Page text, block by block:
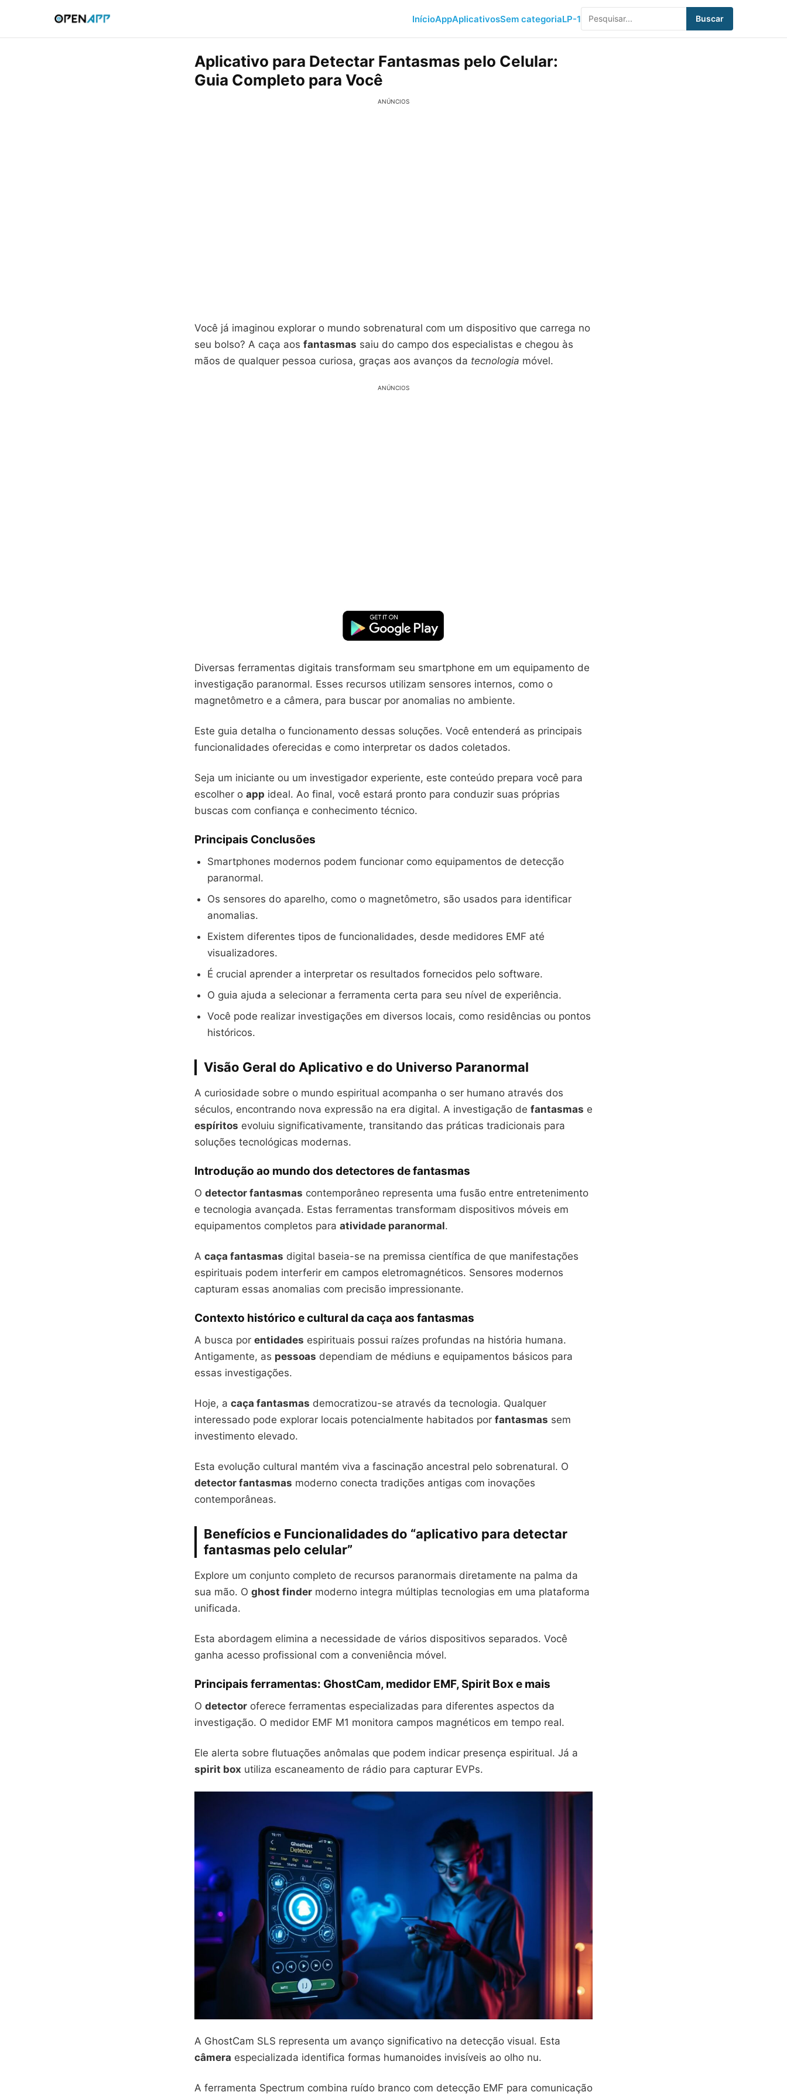
InícioAppAplicativosSem categoriaLP-1 Buscar
Aplicativo para Detectar Fantasmas pelo Celular:
Guia Completo para Você
ANÚNCIOS
Você já imaginou explorar o mundo sobrenatural com um dispositivo que carrega no
seu bolso? A caça aos fantasmas saiu do campo dos especialistas e chegou às
mãos de qualquer pessoa curiosa, graças aos avanços da tecnologia móvel.
ANÚNCIOS
Diversas ferramentas digitais transformam seu smartphone em um equipamento de
investigação paranormal. Esses recursos utilizam sensores internos, como o
magnetômetro e a câmera, para buscar por anomalias no ambiente.
Este guia detalha o funcionamento dessas soluções. Você entenderá as principais
funcionalidades oferecidas e como interpretar os dados coletados.
Seja um iniciante ou um investigador experiente, este conteúdo prepara você para
escolher o app ideal. Ao final, você estará pronto para conduzir suas próprias
buscas com confiança e conhecimento técnico.
Principais Conclusões
Smartphones modernos podem funcionar como equipamentos de detecção
paranormal.
Os sensores do aparelho, como o magnetômetro, são usados para identificar
anomalias.
Existem diferentes tipos de funcionalidades, desde medidores EMF até
visualizadores.
É crucial aprender a interpretar os resultados fornecidos pelo software.
O guia ajuda a selecionar a ferramenta certa para seu nível de experiência.
Você pode realizar investigações em diversos locais, como residências ou pontos
históricos.
Visão Geral do Aplicativo e do Universo Paranormal
A curiosidade sobre o mundo espiritual acompanha o ser humano através dos
séculos, encontrando nova expressão na era digital. A investigação de fantasmas e
espíritos evoluiu significativamente, transitando das práticas tradicionais para
soluções tecnológicas modernas.
Introdução ao mundo dos detectores de fantasmas
O detector fantasmas contemporâneo representa uma fusão entre entretenimento
e tecnologia avançada. Estas ferramentas transformam dispositivos móveis em
equipamentos completos para atividade paranormal.
A caça fantasmas digital baseia-se na premissa científica de que manifestações
espirituais podem interferir em campos eletromagnéticos. Sensores modernos
capturam essas anomalias com precisão impressionante.
Contexto histórico e cultural da caça aos fantasmas
A busca por entidades espirituais possui raízes profundas na história humana.
Antigamente, as pessoas dependiam de médiuns e equipamentos básicos para
essas investigações.
Hoje, a caça fantasmas democratizou-se através da tecnologia. Qualquer
interessado pode explorar locais potencialmente habitados por fantasmas sem
investimento elevado.
Esta evolução cultural mantém viva a fascinação ancestral pelo sobrenatural. O
detector fantasmas moderno conecta tradições antigas com inovações
contemporâneas.
Benefícios e Funcionalidades do “aplicativo para detectar
fantasmas pelo celular”
Explore um conjunto completo de recursos paranormais diretamente na palma da
sua mão. O ghost finder moderno integra múltiplas tecnologias em uma plataforma
unificada.
Esta abordagem elimina a necessidade de vários dispositivos separados. Você
ganha acesso profissional com a conveniência móvel.
Principais ferramentas: GhostCam, medidor EMF, Spirit Box e mais
O detector oferece ferramentas especializadas para diferentes aspectos da
investigação. O medidor EMF M1 monitora campos magnéticos em tempo real.
Ele alerta sobre flutuações anômalas que podem indicar presença espiritual. Já a
spirit box utiliza escaneamento de rádio para capturar EVPs.
A GhostCam SLS representa um avanço significativo na detecção visual. Esta
câmera especializada identifica formas humanoides invisíveis ao olho nu.
A ferramenta Spectrum combina ruído branco com detecção EMF para comunicação